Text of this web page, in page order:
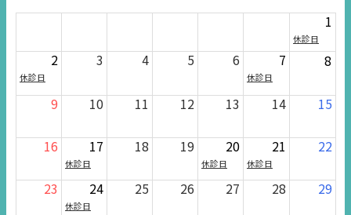
1
休診日
2
休診日
3 4 5 6 7
休診日
8
9 10 11 12 13 14 15
16 17
休診日
18 19 20
休診日
21
休診日
22
23 24
休診日
25 26 27 28 29